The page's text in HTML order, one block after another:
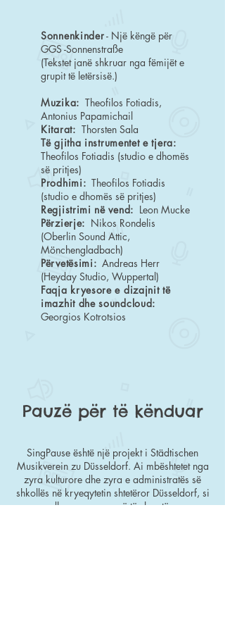
Sonnenkinder- Një këngë për
GGS -Sonnenstraße
(Tekstet janë shkruar nga fëmijët e
grupit të letërsisë.)
Muzika: Theofilos Fotiadis,
Antonius Papamichail
Kitarat: Thorsten Sala
Të gjitha instrumentet e tjera:
Theofilos Fotiadis (studio e dhomës
së pritjes)
Prodhimi: Theofilos Fotiadis
(studio e dhomës së pritjes)
Regjistrimi në vend: Leon Mucke
Përzierje: Nikos Rondelis
(Oberlin Sound Attic,
Mönchengladbach)
Përvetësimi: Andreas Herr
(Heyday Studio, Wuppertal)
Faqja kryesore e dizajnit të
imazhit dhe soundcloud:
Georgios Kotrotsios
Pauzë për të kënduar
SingPause është një projekt i Städtischen
Musikverein zu Düsseldorf. Ai mbështetet nga
zyra kulturore dhe zyra e administratës së
shkollës në kryeqytetin shtetëror Düsseldorf, si
dhe nga sponsorë të shumtë.